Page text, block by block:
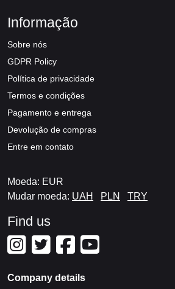
Informação
Sobre nós
GDPR Policy
Política de privacidade
Termos e condições
Pagamento e entrega
Devolução de compras
Entre em contato
Moeda: EUR
Mudar moeda: UAH PLN TRY
Find us
Company details